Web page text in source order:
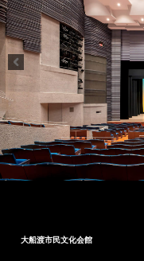
大船渡市民文化会館